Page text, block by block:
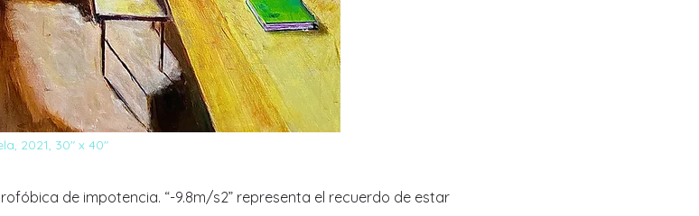
2021, 30" x 40"
de impotencia. “-9.8m/s2” representa el recuerdo de estar